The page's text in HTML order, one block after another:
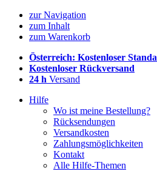
zur Navigation
zum Inhalt
zum Warenkorb
Österreich: Kostenloser
Kostenloser Rückversand
24 h Versand
Hilfe
Wo ist meine Bestellung?
Rücksendungen
Versandkosten
Zahlungsmöglichkeiten
Kontakt
Alle Hilfe-Themen